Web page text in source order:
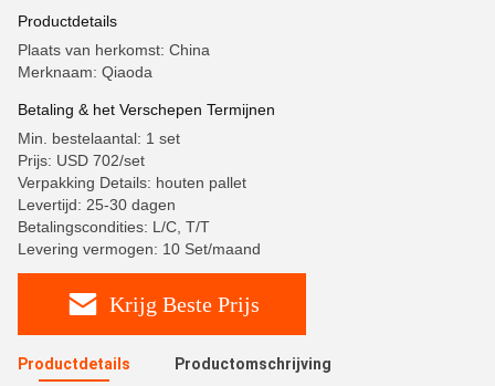
Productdetails
Plaats van herkomst: China
Merknaam: Qiaoda
Betaling & het Verschepen Termijnen
Min. bestelaantal: 1 set
Prijs: USD 702/set
Verpakking Details: houten pallet
Levertijd: 25-30 dagen
Betalingscondities: L/C, T/T
Levering vermogen: 10 Set/maand
Krijg Beste Prijs
Productdetails Productomschrijving